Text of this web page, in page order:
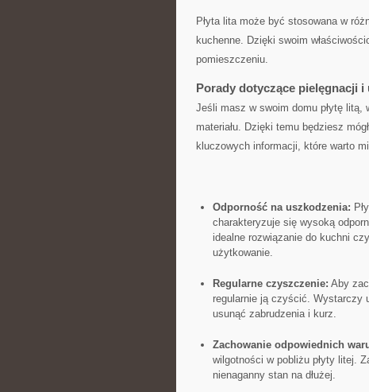
Płyta lita może być stosowana w⁤
kuchenne. Dzięki swoim
pomieszczeniu.
Porady dotyczące pielęgnacji i
Jeśli masz w swoim domu płytę litą,
materiału. Dzięki temu będziesz
kluczowych‍ informacji, które warto
Odporność na uszkodzenia:
charakteryzuje się wysoką
idealne rozwiązanie do kuchni
użytkowanie.
Regularne czyszczenie: Aby
regularnie ją czyścić. Wystarczy
usunąć zabrudzenia i kurz.
Zachowanie odpowiednich
wilgotności w pobliżu płyty litej.
nienaganny stan na dłużej.